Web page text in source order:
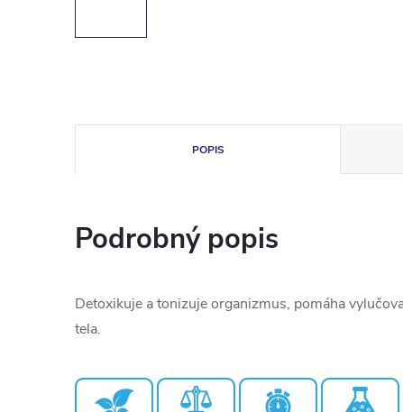
POPIS
Podrobný popis
Detoxikuje a tonizuje organizmus, pomáha
tela.